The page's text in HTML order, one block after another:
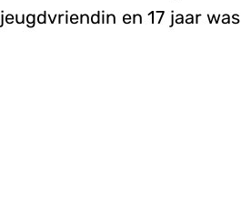
jeugdvriendin en 17 jaar was